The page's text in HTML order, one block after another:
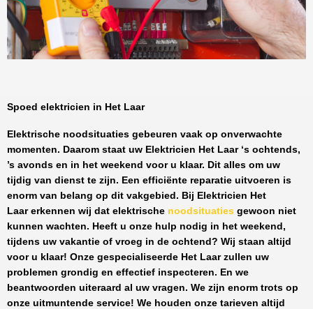
Spoed elektricien in Het Laar
Elektrische noodsituaties gebeuren vaak op onverwachte
momenten. Daarom staat uw Elektricien Het Laar‘s ochtends,
’s avonds en in het weekend voor u klaar. Dit alles om uw
tijdig van dienst te zijn. Een efficiënte reparatie uitvoeren is
enorm van belang op dit vakgebied. Bij Elektricien Het
Laarerkennen wij dat elektrische noodsituaties gewoon niet
kunnen wachten. Heeft u onze hulp nodig in het weekend,
tijdens uw vakantie of vroeg in de ochtend? Wij staan altijd
voor u klaar! Onze gespecialiseerde Het Laarzullen uw
problemen grondig en effectief inspecteren. En we
beantwoorden uiteraard al uw vragen. We zijn enorm trots op
onze uitmuntende service! We houden onze tarieven altijd